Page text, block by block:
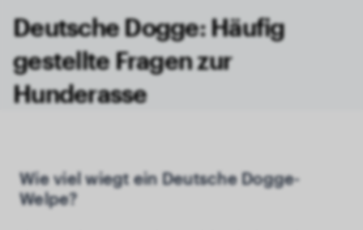
Deutsche Dogge: Häufig
gestellte Fragen zur
Hunderasse
Wie viel wiegt ein Deutsche Dogge-
Welpe?